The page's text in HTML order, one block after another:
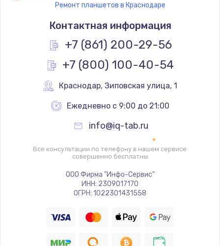
Простой ремонт основной платы
2400 руб.
Заказать
Восстановление после попадания влаги
2800 руб.
Заказать
Ремонт низкочастотных выходов ТВ-приставки
1900 руб.
Заказать
1900 руб.
Ремонт планшетов в Краснодаре
Контактная информация
+7 (861) 200-29-56
+7 (800) 100-40-54
Краснодар, Зиповская улица, 1
Ежедневно с 9:00 до 21:00
info@iq-tab.ru
Все консультации по телефону в нашем сервисе
совершенно бесплатны
ООО Фирма "Инфо-Сервис"
ИНН: 2309017170
ОГРН: 1022301431558